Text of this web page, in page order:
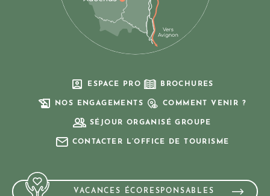
ESPACE PRO BROCHURES
NOS ENGAGEMENTS COMMENT VENIR ?
SÉJOUR ORGANISÉ GROUPE
CONTACTER L’OFFICE DE TOURISME
VACANCES ÉCORESPONSABLES